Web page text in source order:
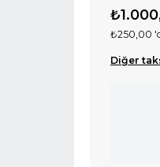
₺250,00
Diğer